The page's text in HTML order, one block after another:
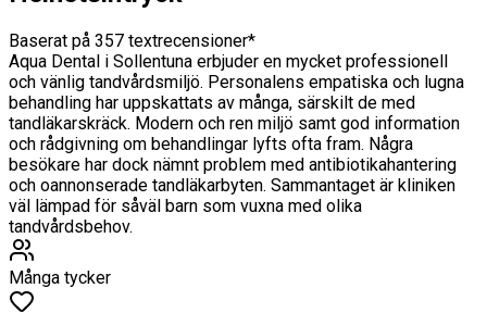
Baserat på 357 textrecensioner*
Aqua Dental i Sollentuna erbjuder en mycket professionell
och vänlig tandvårdsmiljö. Personalens empatiska och lugna
behandling har uppskattats av många, särskilt de med
tandläkarskräck. Modern och ren miljö samt god information
och rådgivning om behandlingar lyfts ofta fram. Några
besökare har dock nämnt problem med antibiotikahantering
och oannonserade tandläkarbyten. Sammantaget är kliniken
väl lämpad för såväl barn som vuxna med olika
tandvårdsbehov.
Många tycker